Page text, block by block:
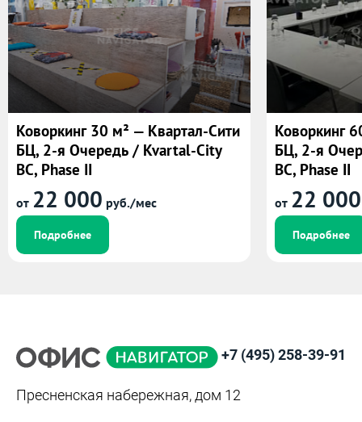
Коворкинг 30 м² — Квартал-Сити
БЦ, 2-я Очередь / Kvartal-City
BC, Phase II
от 22 000 руб./мес
Подробнее
Коворкинг
БЦ, 2-я
BC, Phase II
от 22 000
Подробнее
+7 (495) 258-39-91
Пресненская набережная, дом 12